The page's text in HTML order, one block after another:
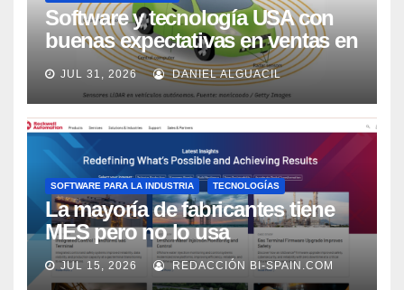
Software y tecnología USA con
buenas expectativas en ventas en
los próximos 2 años, según
Market Watch
JUL 31, 2026 DANIEL ALGUACIL
SOFTWARE PARA LA INDUSTRIA TECNOLOGÍAS
La mayoría de fabricantes tiene
MES pero no lo usa
adecuadamente, según Rockwell
Automation
JUL 15, 2026 REDACCIÓN BI-SPAIN.COM